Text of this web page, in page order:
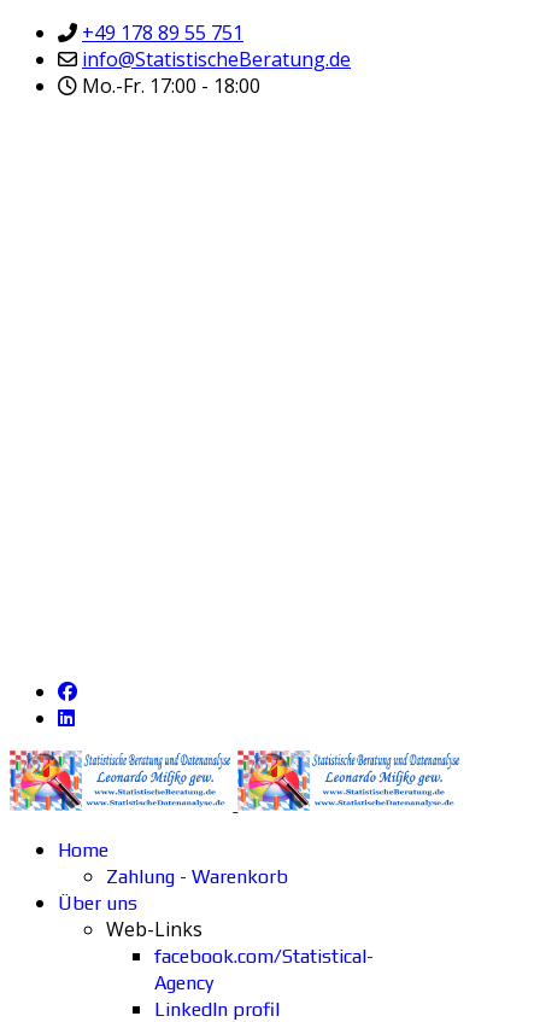
+49 178 89 55 751
info@StatistischeBeratung.de
Mo.-Fr. 17:00 - 18:00
Home
Zahlung - Warenkorb
Über uns
Web-Links
facebook.com/Statistical-
Agency
LinkedIn profil